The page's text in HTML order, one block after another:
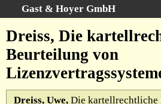
Gast & Hoyer GmbH
Kategorien
Schlagwörter
Dreiss, Die
Beurteilung von
Dreiss, Uwe, Die kartellrechtliche